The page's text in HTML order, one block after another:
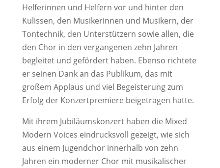
Helferinnen und Helfern vor und hinter den
Kulissen, den Musikerinnen und Musikern, der
Tontechnik, den Unterstützern sowie allen, die
den Chor in den vergangenen zehn Jahren
begleitet und gefördert haben. Ebenso richtete
er seinen Dank an das Publikum, das mit
großem Applaus und viel Begeisterung zum
Erfolg der Konzertpremiere beigetragen hatte.
Mit ihrem Jubiläumskonzert haben die Mixed
Modern Voices eindrucksvoll gezeigt, wie sich
aus einem Jugendchor innerhalb von zehn
Jahren ein moderner Chor mit musikalischer